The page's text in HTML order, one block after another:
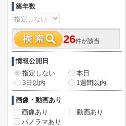
築年数
26件が該当
情報公開日
指定しない
本日
3日以内
1週間以内
画像・動画あり
画像あり
動画あり
パノラマあり